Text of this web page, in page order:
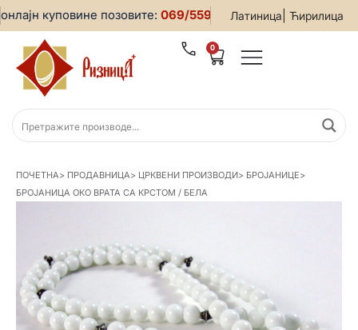
Латиница Ћирилица
куповине позовите:069/5599-019 • За све
0
ПОЧЕТНА> ПРОДАВНИЦА> ЦРКВЕНИ ПРОИЗВОДИ> БРОЈАНИЦЕ>
БРОЈАНИЦА ОКО ВРАТА СА КРСТОМ / БЕЛА